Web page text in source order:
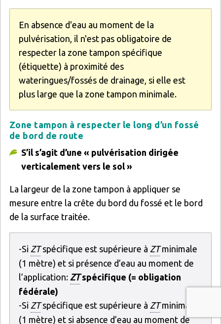
En absence d'eau au moment de la
pulvérisation, il n'est pas obligatoire de
respecter la zone tampon spécifique
(étiquette) à proximité des
wateringues/fossés de drainage, si elle est
plus large que la zone tampon minimale.
Zone tampon à respecter le long d’un fossé
de bord de route
S’il s’agit d’une « pulvérisation dirigée
verticalement vers le sol »
La largeur de la zone tampon à appliquer se
mesure entre la crête du bord du fossé et le bord
de la surface traitée.
-Si ZTspécifique est supérieure à ZTminimale
(1 mètre) et si présence d’eau au moment de
l’application: ZTspécifique (= obligation
fédérale)
-Si ZTspécifique est supérieure à ZTminimale
(1 mètre) et si absence d’eau au moment de